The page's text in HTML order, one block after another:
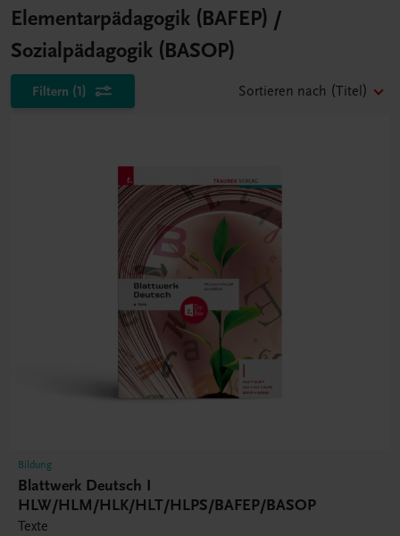
Elementarpädagogik (BAFEP) /
Sozialpädagogik (BASOP)
Filtern (1) Sortieren nach (Titel)
Bildung
Blattwerk Deutsch I
HLW/HLM/HLK/HLT/HLPS/BAFEP/BASOP
Texte